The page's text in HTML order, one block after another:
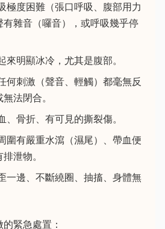
極度困難（張口呼吸、腹部用力
有雜音（囉音），或呼吸幾乎停
來明顯冰冷，尤其是腹部。
何刺激（聲音、輕觸）都毫無反
法閉合。
、骨折、有可見的撕裂傷。
圍有嚴重水瀉（濕尾）、帶血便
泄物。
一邊、不斷繞圈、抽搐、身體無
緊急處置：